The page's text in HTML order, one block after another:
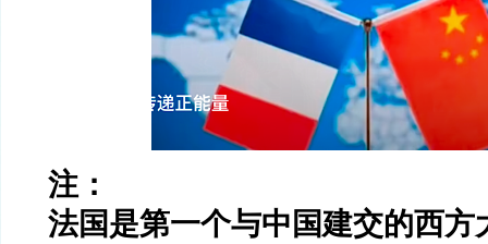
注：
法国是第一个与中国建交的西方